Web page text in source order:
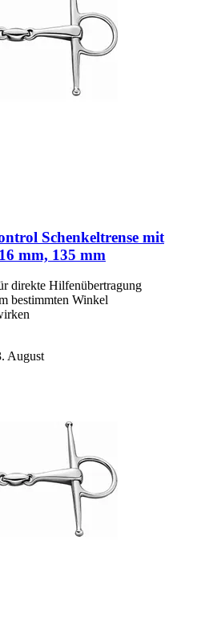
Schenkeltrense mit
mm, 135 mm
direkte Hilfenübertragung
bestimmten Winkel
August